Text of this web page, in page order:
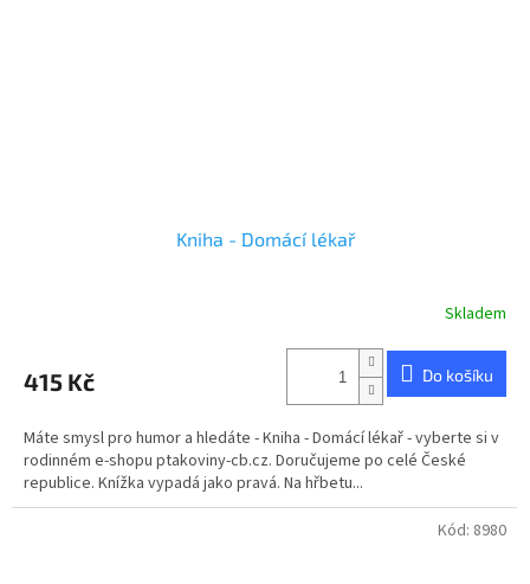
Kniha - Domácí lékař
je
z
5
hvězdiček.
Skladem
415 Kč Do košíku
Máte smysl pro humor a hledáte - Kniha - Domácí lékař - vyberte si v
rodinném e-shopu ptakoviny-cb.cz. Doručujeme po celé České
republice. Knížka vypadá jako pravá. Na hřbetu...
Kód: 8980